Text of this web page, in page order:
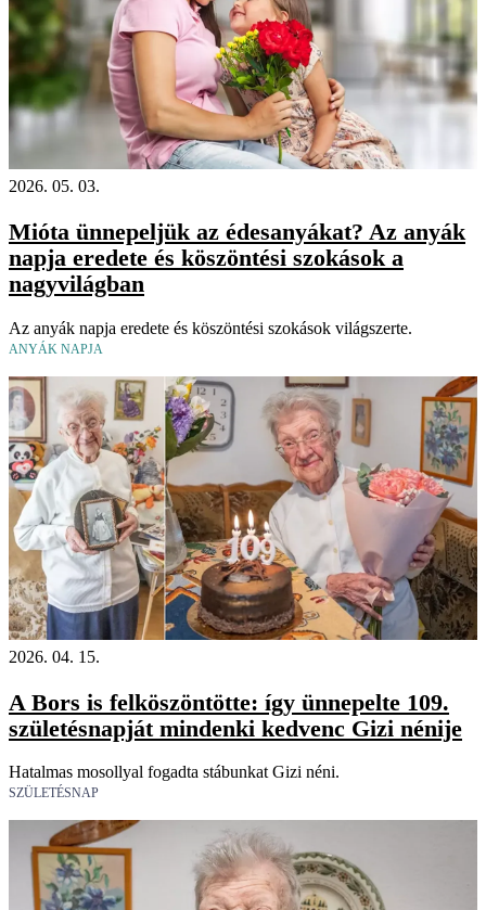
2026. 05. 03.
Mióta ünnepeljük az édesanyákat? Az anyák
napja eredete és köszöntési szokások a
nagyvilágban
Az anyák napja eredete és köszöntési szokások világszerte.
ANYÁK NAPJA
2026. 04. 15.
A Bors is felköszöntötte: így ünnepelte 109.
születésnapját mindenki kedvenc Gizi nénije
Hatalmas mosollyal fogadta stábunkat Gizi néni.
SZÜLETÉSNAP